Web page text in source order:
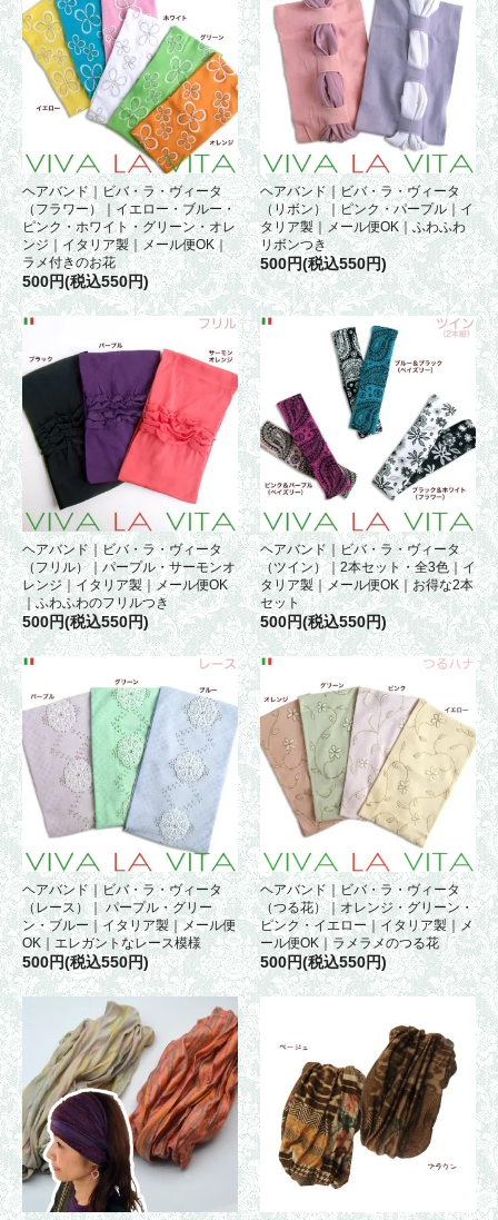
ヘアバンド｜ビバ・ラ・ヴィータ
（フラワー）｜イエロー・ブルー・
ピンク・ホワイト・グリーン・オレ
ンジ｜イタリア製｜メール便OK｜
ラメ付きのお花
500円(税込550円)
ヘアバンド｜ビバ・ラ・ヴィータ
（リボン）｜ピンク・パープル｜イ
タリア製｜メール便OK｜ふわふわ
リボンつき
500円(税込550円)
ヘアバンド｜ビバ・ラ・ヴィータ
（フリル）｜パープル・サーモンオ
レンジ｜イタリア製｜メール便OK
｜ふわふわのフリルつき
500円(税込550円)
ヘアバンド｜ビバ・ラ・ヴィータ
（ツイン）｜2本セット・全3色｜イ
タリア製｜メール便OK｜お得な2本
セット
500円(税込550円)
ヘアバンド｜ビバ・ラ・ヴィータ
（レース）｜ パープル・グリー
ン・ブルー｜イタリア製｜メール便
OK｜エレガントなレース模様
500円(税込550円)
ヘアバンド｜ビバ・ラ・ヴィータ
（つる花）｜オレンジ・グリーン・
ピンク・イエロー｜イタリア製｜メ
ール便OK｜ラメラメのつる花
500円(税込550円)